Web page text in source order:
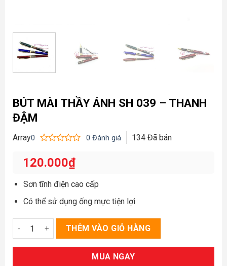
BÚT MÀI THẦY ÁNH SH 039 – THANH
ĐẬM
Array0
xếp
hạng
5
sao
0 Đánh giá 134Đã bán
120.000₫
Sơn tĩnh điện cao cấp
Có thể sử dụng ống mực tiện lợi
Bút mài thầy Ánh SH 039 - thanh đậm số lượng
THÊM VÀO GIỎ HÀNG
MUA NGAY